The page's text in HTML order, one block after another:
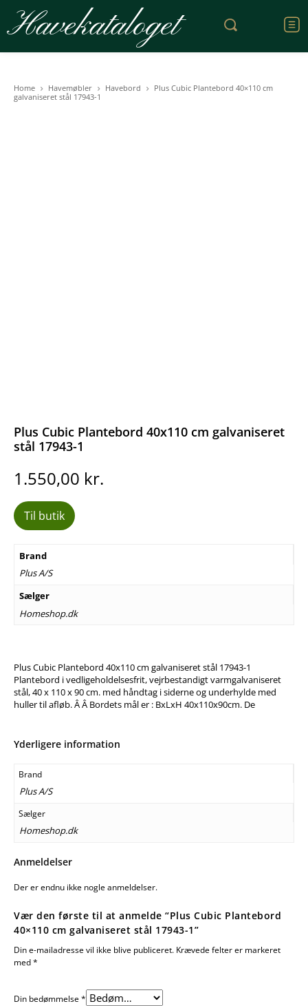
Havekataloget
Home Havemøbler Havebord
Plus Cubic Plantebord 40×110 cm
galvaniseret stål 17943-1
Plus Cubic Plantebord 40x110 cm galvaniseret
stål 17943-1
1.550,00 kr.
Til butik
Brand
Plus A/S
Sælger
Homeshop.dk
Plus Cubic Plantebord 40x110 cm galvaniseret stål 17943-1
Plantebord i vedligeholdelsesfrit, vejrbestandigt varmgalvaniseret
stål, 40 x 110 x 90 cm. med håndtag i siderne og underhylde med
huller til afløb. Â Â Bordets mål er : BxLxH 40x110x90cm. De
Yderligere information
Brand
Plus A/S
Sælger
Homeshop.dk
Anmeldelser
Der er endnu ikke nogle anmeldelser.
Vær den første til at anmelde “Plus Cubic Plantebord
40×110 cm galvaniseret stål 17943-1”
Din e-mailadresse vil ikke blive publiceret. Krævede felter er markeret
med*
Din bedømmelse*